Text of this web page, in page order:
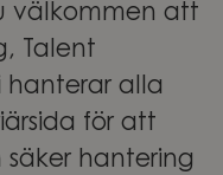
välkommen att
Talent
hanterar alla
för att
hantering